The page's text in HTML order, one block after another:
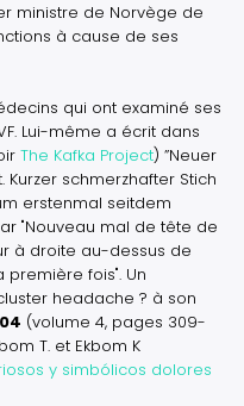
ministre de Norvège de
à cause de ses
qui ont examiné ses
Lui-même a écrit dans
The Kafka Project) ”Neuer
schmerzhafter Stich
erstenmal seitdem
"Nouveau mal de tête de
à droite au-dessus de
première fois". Un
headache ? à son
(volume 4, pages 309-
T. et Ekbom K
y simbólicos dolores